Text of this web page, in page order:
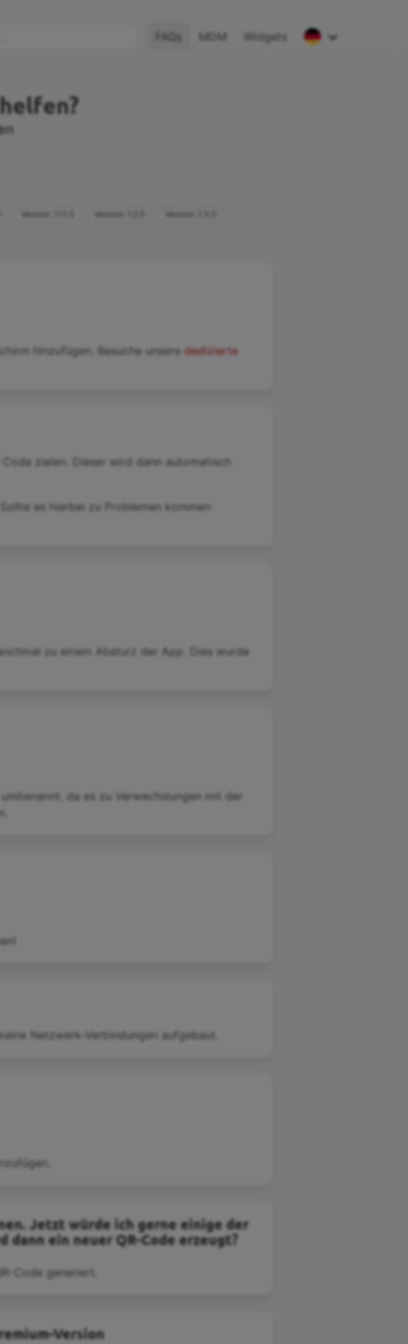
FAQs MDM Widgets
Version: 1.11.3 Version: 1.2.0 Version: 1.3.0
hinzufügen. Besuche unsere dedizierte
zielen. Dieser wird dann automatisch
es hierbei zu Problemen kommen
zu einem Absturz der App. Dies wurde
umbenannt, da es zu Verwechslungen mit der
Netzwerk-Verbindungen aufgebaut.
Jetzt würde ich gerne einige der
dann ein neuer QR-Code erzeugt?
Code generiert.
Version